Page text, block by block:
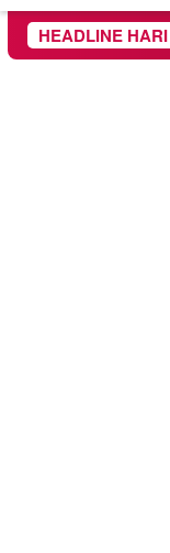
HEADLINE
Begini